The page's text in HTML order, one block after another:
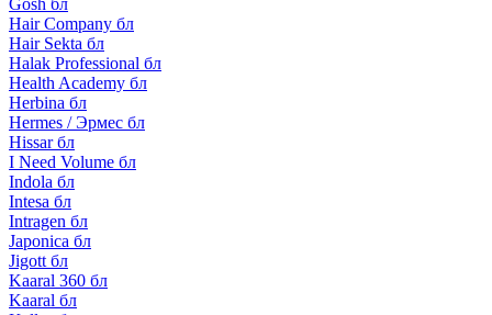
Gosh бл
Hair Company бл
Hair Sekta бл
Halak Professional бл
Health Academy бл
Herbina бл
Hermes / Эрмес бл
Hissar бл
I Need Volume бл
Indola бл
Intesa бл
Intragen бл
Japonica бл
Jigott бл
Kaaral 360 бл
Kaaral бл